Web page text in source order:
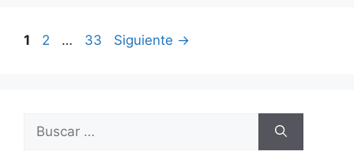
Página
1 Página
2 … Página
33 Siguiente →